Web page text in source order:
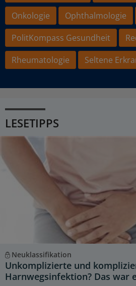
Onkologie
Ophthalmologie
PolitKompass Gesundheit
Rheumatologie
Seltene
LESETIPPS
Neuklassifikation
Unkomplizierte und
Harnwegsinfektion? Das war